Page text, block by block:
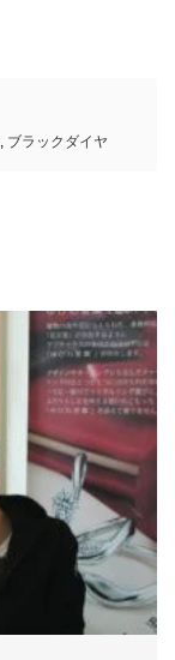
, ブラックダイヤ